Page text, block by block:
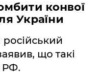
конвої
України
що такі
РФ.